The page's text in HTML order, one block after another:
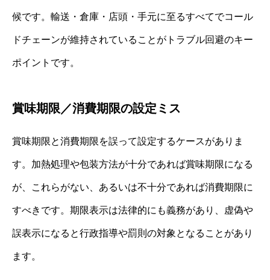
候です。輸送・倉庫・店頭・手元に至るすべてでコール
ドチェーンが維持されていることがトラブル回避のキー
ポイントです。
賞味期限／消費期限の設定ミス
賞味期限と消費期限を誤って設定するケースがありま
す。加熱処理や包装方法が十分であれば賞味期限になる
が、これらがない、あるいは不十分であれば消費期限に
すべきです。期限表示は法律的にも義務があり、虚偽や
誤表示になると行政指導や罰則の対象となることがあり
ます。